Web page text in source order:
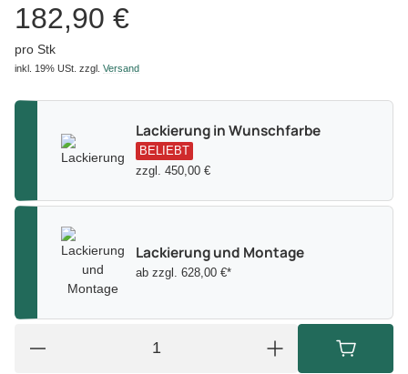
182,90 €
pro Stk
inkl. 19% USt. zzgl. Versand
Lackierung in Wunschfarbe
BELIEBT
zzgl. 450,00 €
Lackierung und Montage
ab zzgl. 628,00 €*